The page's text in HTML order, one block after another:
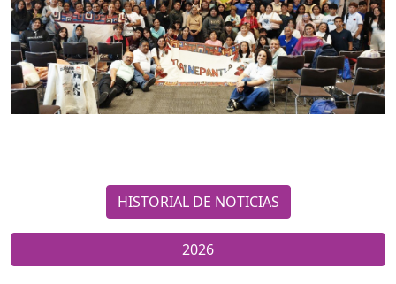
HISTORIAL DE NOTICIAS
2026